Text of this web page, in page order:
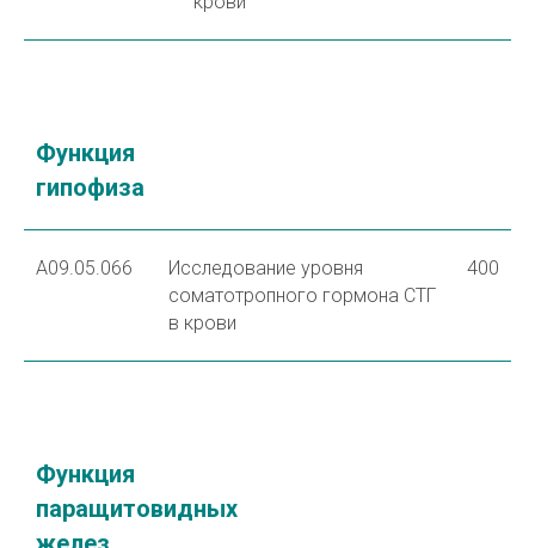
Функция
гипофиза
A09.05.066
Исследование уровня
соматотропного гормона СТГ
в крови
400
Функция
паращитовидных